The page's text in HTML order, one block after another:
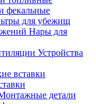
фекальные
для убежищ
Нары для
Устройства
вставки
детали